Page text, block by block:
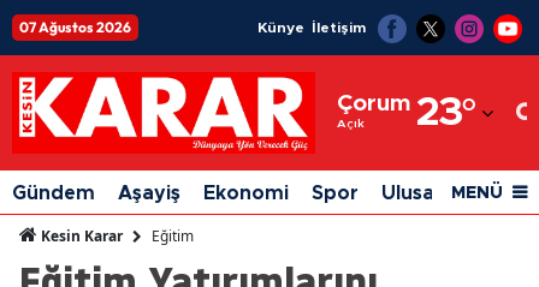
07 Ağustos 2026 Künye İletişim
Çorum
Açık 23°
Adıyaman
Afyonkarahisar
Ağrı
Amasya
Gündem Aşayiş Ekonomi Spor Ulusal Siyaset
MENÜ
Kesin Karar Eğitim